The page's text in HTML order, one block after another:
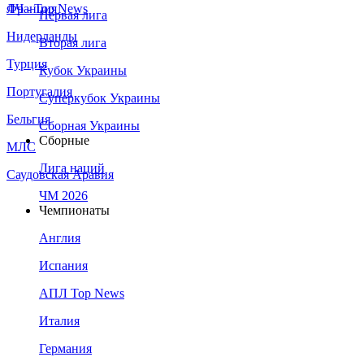
Франция
Нидерланды
Турция
Португалия
Бельгия
МЛС
Саудовская Аравия
ЛЧ - Top News
Первая лига
Вторая лига
Кубок Украины
Суперкубок Украины
Сборная Украины
Сборные
Лига наций
ЧМ 2026
Чемпионаты
Англия
Испания
АПЛ Top News
Италия
Германия